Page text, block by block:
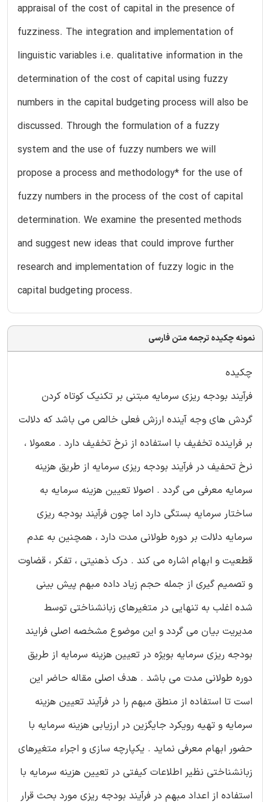
appraisal of the cost of capital in the presence of
fuzziness. The integration and implementation of
linguistic variables i.e. qualitative information in the
determination of the cost of capital using fuzzy
numbers in the capital budgeting process will also be
discussed. Through the formulation of a fuzzy
system and the use of fuzzy numbers we will
propose a process and methodology* for the use of
fuzzy numbers in the process of the cost of capital
determination. We examine the presented methods
and suggest new ideas that could improve further
research and implementation of fuzzy logic in the
capital budgeting process.
نمونه چکیده ترجمه متن فارسی
چکیده
فرآیند بودجه ریزی سرمایه مبتنی بر تکنیک کوتاه کردن
گردش های وجه آینده ارزش فعلی خالص می باشد که دلالت
بر فراینده تخفیف با استفاده از نرخ تخفیف دارد . معمولا ،
نرخ تحفیف در فرآیند بودجه ریزی سرمایه از طریق هزینه
سرمایه معرفی می گردد . اصولا تعیین هزینه سرمایه به
ساختار سرمایه بستگی دارد اما چون فرآیند بودجه ریزی
سرمایه دلالت بر دوره طولانی مدت دارد ، همچنین به عدم
قطعیت و ابهام اشاره می کند . درک ذهنیتی ، تفکر ، قضاوت
و تصمیم گیری از جمله حجم زیاد داده مبهم پیش بینی
شده اغلب به تنهایی در متغیرهای زبانشناختی توسط
مدیریت بیان می گردد و این موضوع مشخصه اصلی فرایند
بودجه ریزی سرمایه بویژه در تعیین هزینه سرمایه از طریق
دوره طولانی مدت می باشد . هدف اصلی مقاله حاضر این
است تا استفاده از منطق مبهم را در فرآیند تعیین هزینه
سرمایه و تهیه رویکرد جایگزین در ارزیابی هزینه سرمایه با
حضور ابهام معرفی نماید . یکپارچه سازی و اجراء متغیرهای
زبانشناختی نظیر اطلاعات کیفتی در تعیین هزینه سرمایه با
استفاده از اعداد مبهم در فرآیند بودجه ریزی مورد بحث قرار